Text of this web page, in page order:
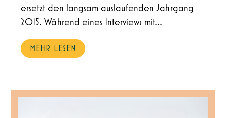
ersetzt den langsam auslaufenden Jahrgang
2015. Während eines Interviews mit...
MEHR LESEN